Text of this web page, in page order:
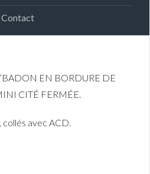
Contact
EN BORDURE DE
CITÉ FERMÉE.
collés avec ACD.